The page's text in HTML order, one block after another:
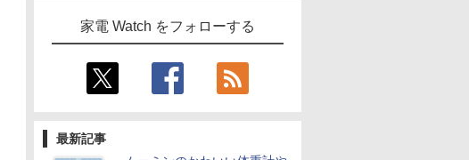
家電 Watch をフォローする
最新記事